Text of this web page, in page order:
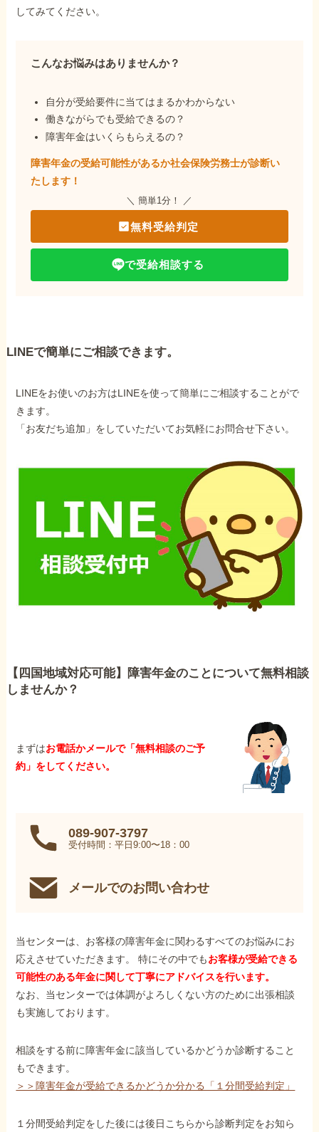
してみてください。
こんなお悩みはありませんか？
自分が受給要件に当てはまるかわからない
働きながらでも受給できるの？
障害年金はいくらもらえるの？
障害年金の受給可能性があるか社会保険労務士が診断い
たします！
＼ 簡単1分！ ／
無料受給判定
で受給相談する
LINEで簡単にご相談できます。
LINEをお使いのお方はLINEを使って簡単にご相談することがで
きます。
「お友だち追加」をしていただいてお気軽にお問合せ下さい。
【四国地域対応可能】障害年金のことについて無料相談
しませんか？
まずはお電話かメールで「無料相談のご予
約」をしてください。
089-907-3797
受付時間：平日9:00〜18：00
メールでのお問い合わせ
当センターは、お客様の障害年金に関わるすべてのお悩みにお
応えさせていただきます。 特にその中でもお客様が受給できる
可能性のある年金に関して丁寧にアドバイスを行います。
なお、当センターでは体調がよろしくない方のために出張相談
も実施しております。
相談をする前に障害年金に該当しているかどうか診断すること
もできます。
＞＞障害年金が受給できるかどうか分かる「１分間受給判定」
１分間受給判定をした後には後日こちらから診断判定をお知ら